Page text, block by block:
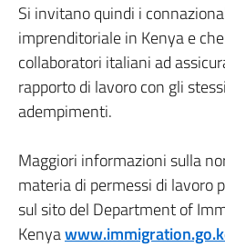
Si invitano quindi i
imprenditoriale in Kenya e
collaboratori italiani ad
rapporto di lavoro con gli
adempimenti.
Maggiori informazioni sulla
materia di permessi di lavoro
sul sito del Department of
Kenya